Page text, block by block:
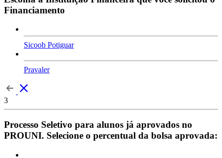
Financiamento
Sicoob Potiguar
Pravaler
3
Processo Seletivo para alunos já aprovados no
PROUNI. Selecione o percentual da bolsa aprovada: